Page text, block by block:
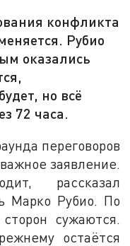
конфликта
Рубио
оказались
но всё
72 часа.
переговоров
заявление.
рассказал
Марко Рубио. По
сужаются.
остаётся